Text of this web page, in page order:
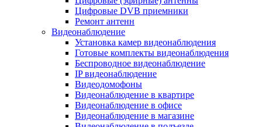
Цифровые DVB приемники
Ремонт антенн
Видеонаблюдение
Установка камер видеонаблюдения
Готовые комплекты видеонаблюдения
Беспроводное видеонаблюдение
IP видеонаблюдение
Видеодомофоны
Видеонаблюдение в квартире
Видеонаблюдение в офисе
Видеонаблюдение в магазине